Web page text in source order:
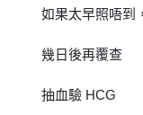
如果太早照唔到
幾日後再覆查
抽血驗 HCG